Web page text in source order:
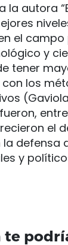
la autora
el
y
tener
los
fueron,
el
defensa
y
te